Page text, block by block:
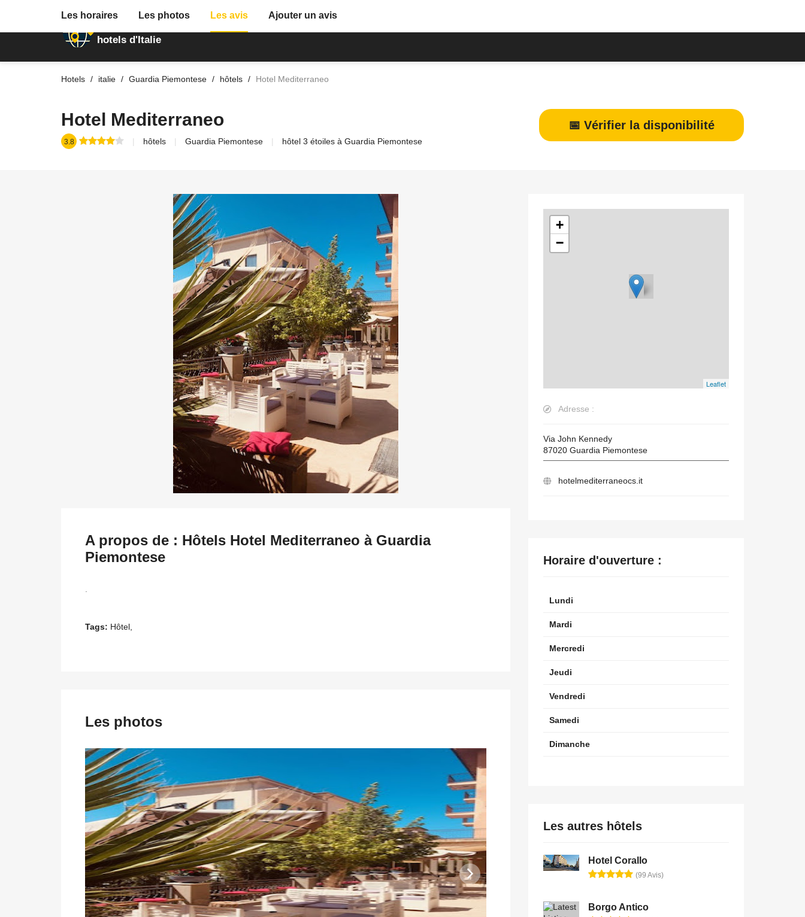
Annuaire des
hotels d'Italie
Hotels italie Guardia Piemontese hôtels Hotel Mediterraneo
Hotel Mediterraneo
3.8 hôtels Guardia Piemontese hôtel 3 étoiles à Guardia Piemontese
📅 Vérifier la disponibilité
Les horaires Les photos Les avis Ajouter un avis
A propos de : Hôtels Hotel Mediterraneo à Guardia
Piemontese
Tags: Hôtel,
Les photos
+
−
Leaflet
Adresse :
Via John Kennedy
87020 Guardia Piemontese
hotelmediterraneocs.it
Horaire d'ouverture :
Lundi
Mardi
Mercredi
Jeudi
Vendredi
Samedi
Dimanche
Les autres hôtels
Hotel Corallo
(99 Avis)
Borgo Antico